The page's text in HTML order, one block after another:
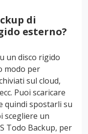
di
esterno?
un disco rigido
modo per
sul cloud,
Puoi scaricare
quindi spostarli su
scegliere un
Todo Backup, per